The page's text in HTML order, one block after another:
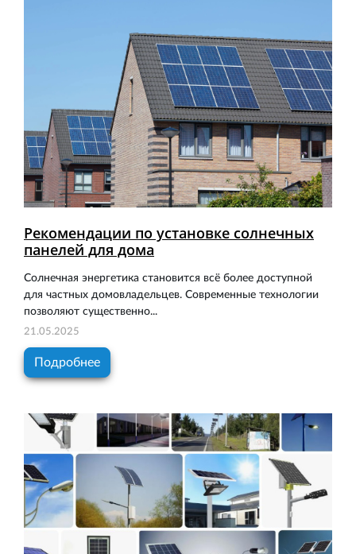
Рекомендации по установке солнечных
панелей для дома
Солнечная энергетика становится всё более доступной
для частных домовладельцев. Современные технологии
позволяют существенно...
21.05.2025
Подробнее